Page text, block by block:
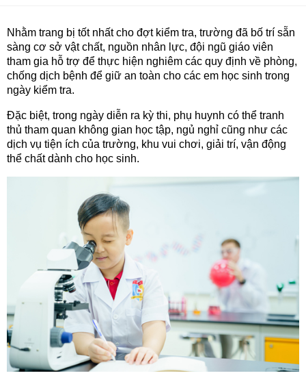
Nhằm trang bị tốt nhất cho đợt kiểm tra, trường đã bố trí sẵn
sàng cơ sở vật chất, nguồn nhân lực, đội ngũ giáo viên
tham gia hỗ trợ để thực hiện nghiêm các quy định về phòng,
chống dịch bệnh để giữ an toàn cho các em học sinh trong
ngày kiểm tra.
Đặc biệt, trong ngày diễn ra kỳ thi, phụ huynh có thể tranh
thủ tham quan không gian học tập, ngủ nghỉ cũng như các
dịch vụ tiện ích của trường, khu vui chơi, giải trí, vận động
thể chất dành cho học sinh.